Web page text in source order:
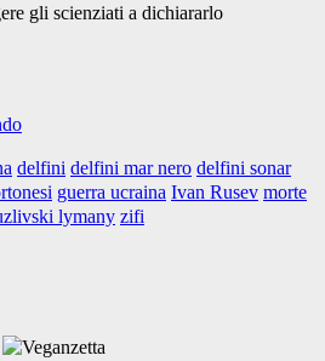
gli scienziati a dichiararlo
delfini delfini mar nero delfini sonar
guerra ucraina Ivan Rusev morte
lymany zifi